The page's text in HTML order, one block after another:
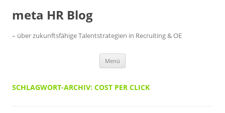
meta HR Blog
– über zukunftsfähige Talentstrategien in Recruiting & OE
Menü
SCHLAGWORT-ARCHIV: COST PER CLICK